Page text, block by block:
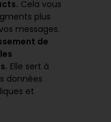
Cela vous
plus
messages.
de
Elle sert à
données
et